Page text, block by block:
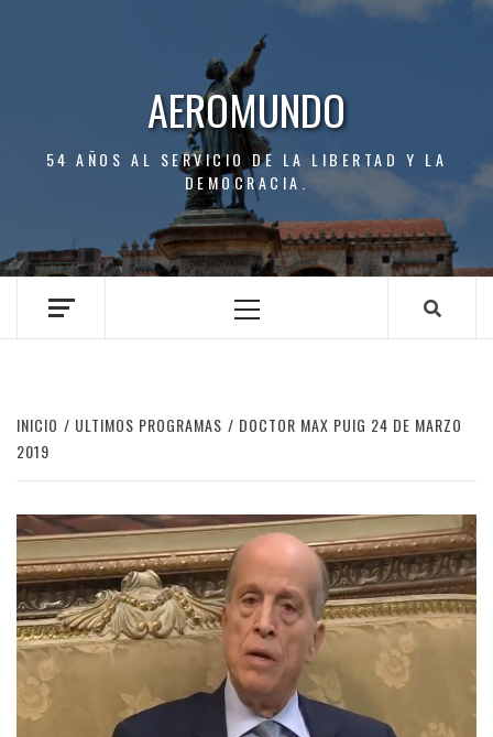
AEROMUNDO
54 AÑOS AL SERVICIO DE LA LIBERTAD Y LA
DEMOCRACIA.
Menú
INICIO ULTIMOS PROGRAMAS
DOCTOR MAX PUIG 24 DE MARZO
2019